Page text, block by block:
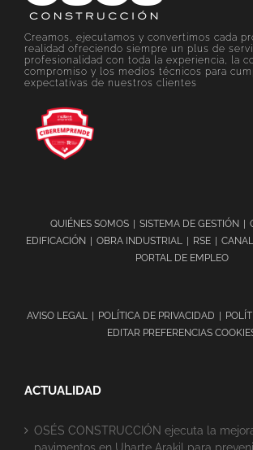
Creamos, ejecutamos y convertimos cada
realidad ofreciendo siempre un plus de
profesionalidad con toda la experiencia, la
compromiso y los medios técnicos para
expectativas de nuestros clientes
QUIÉNES SOMOS SISTEMA DE GESTIÓN
EDIFICACIÓN
OBRA INDUSTRIAL RSE
PORTAL DE EMPLEO
AVISO LEGAL POLÍTICA DE PRIVACIDAD
EDITAR PREFERENCIAS
ACTUALIDAD
OSÉS CONSTRUCCIÓN ejecuta la